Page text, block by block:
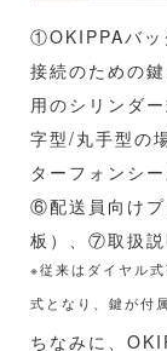
①OKIPPAバッ
接続のための
用のシリンダ
字型/丸手型の
ターフォンシ
⑥配送員向けプ
板）、⑦取扱説
※従来はダイヤル
式となり、鍵が付
ちなみに、